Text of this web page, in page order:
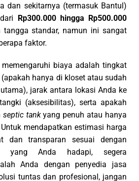
dan sekitarnya (termasuk Bantul)
Rp300.000 hingga Rp500.000
tangga standar, namun ini sangat
faktor.
biaya adalah tingkat
hanya di kloset atau sudah
jarak antara lokasi Anda ke
(aksesibilitas), serta apakah
septic tankyang penuh atau hanya
mendapatkan estimasi harga
dan transparan sesuai dengan
yang Anda hadapi, segera
Anda dengan penyedia jasa
tuntas dan profesional, jangan